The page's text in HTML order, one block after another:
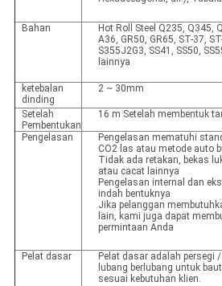
Bahan
Hot Roll Steel Q235, Q345,
A36, GR50, GR65, ST-37,
S355J2G3, SS41, SS50,
lainnya
ketebalan
dinding
2 ~ 30mm
Setelah
Pembentukan
16 m Setelah membentuk
Pengelasan
Pengelasan mematuhi
CO2 las atau metode auto
Tidak ada retakan, bekas
atau cacat lainnya
Pengelasan internal dan
indah bentuknya
Jika pelanggan
lain, kami juga dapat
permintaan Anda
Pelat dasar
Pelat dasar adalah persegi
lubang berlubang untuk
sesuai kebutuhan klien.